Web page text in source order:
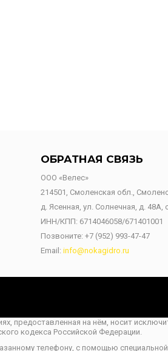
ОБРАТНАЯ СВЯЗЬ
ООО «Велес»
214501, Смоленская обл.,
д. Ясенная, ул. Солнечная, д. 48А,
ИНН/КПП: 6714046058/671401001
Позвоните: +7 (952) 993-47-47
Email: info@nokagidro.ru
предоставленная на нём, носит
кодекса Российской Федерации.
телефону, с помощью